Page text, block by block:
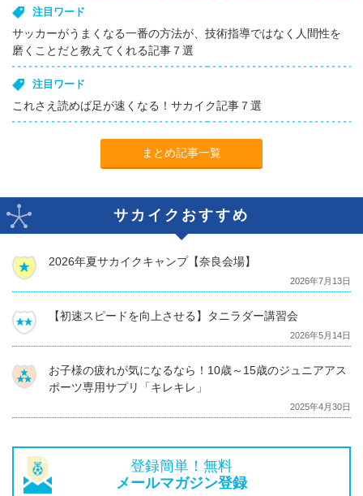
注目ワード
サッカーがうまくなる一番の方法が、技術指導ではなく人間性を
磨くことだと教えてくれる記事７選
注目ワード
これさえ読めば足が速くなる！サカイク記事７選
まとめ記事一覧
サカイクおすすめ
2026年夏サカイクキャンプ【奈良会場】
2026年7月13日
【初速スピードを向上させる】タニラダー講習会
2026年5月14日
お子様の疲れが気になるなら！10歳～15歳のジュニアアス
ポーツ専用サプリ「キレキレ」
2025年4月30日
登録簡単！無料
メールマガジン登録